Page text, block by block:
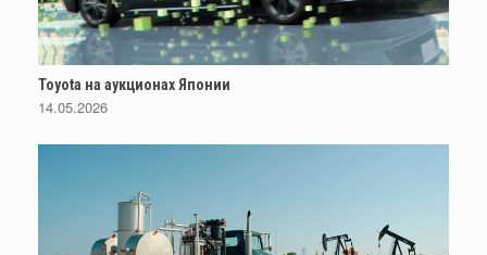
Toyota на аукционах Японии
14.05.2026